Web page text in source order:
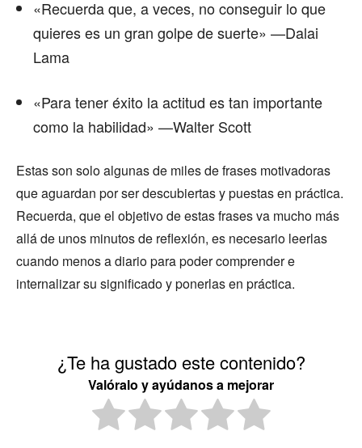
«Recuerda que, a veces, no conseguir lo que
quieres es un gran golpe de suerte» —Dalai
Lama
«Para tener éxito la actitud es tan importante
como la habilidad» —Walter Scott
Estas son solo algunas de miles de frases motivadoras
que aguardan por ser descubiertas y puestas en práctica.
Recuerda, que el objetivo de estas frases va mucho más
allá de unos minutos de reflexión, es necesario leerlas
cuando menos a diario para poder comprender e
internalizar su significado y ponerlas en práctica.
¿Te ha gustado este contenido?
Valóralo y ayúdanos a mejorar